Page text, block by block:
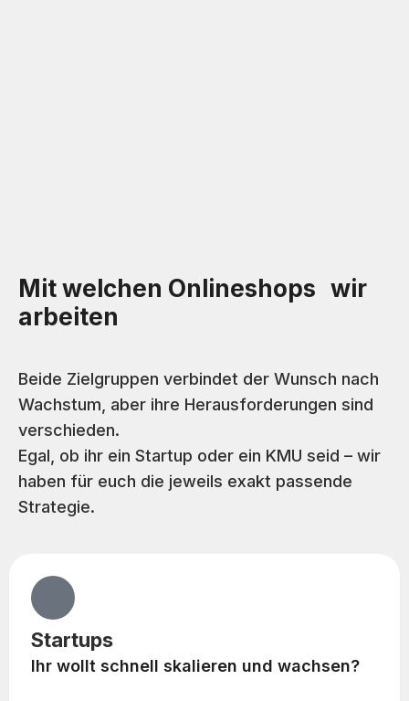
Mit welchen Onlineshops wir
arbeiten
Beide Zielgruppen verbindet der Wunsch nach
Wachstum, aber ihre Herausforderungen sind
verschieden.
Egal, ob ihr ein Startup oder ein KMU seid – wir
haben für euch die jeweils exakt passende
Strategie.
Startups
Ihr wollt schnell skalieren und wachsen?